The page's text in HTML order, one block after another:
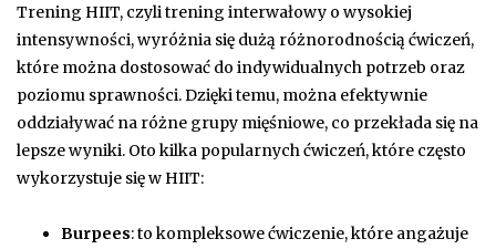
Trening HIIT, czyli trening interwałowy o wysokiej
intensywności, wyróżnia się dużą różnorodnością ćwiczeń,
które można dostosować do indywidualnych potrzeb oraz
poziomu sprawności. Dzięki temu, można efektywnie
oddziaływać na różne grupy mięśniowe, co przekłada się na
lepsze wyniki. Oto kilka popularnych ćwiczeń, które często
wykorzystuje się w HIIT:
Burpees: to kompleksowe ćwiczenie, które angażuje